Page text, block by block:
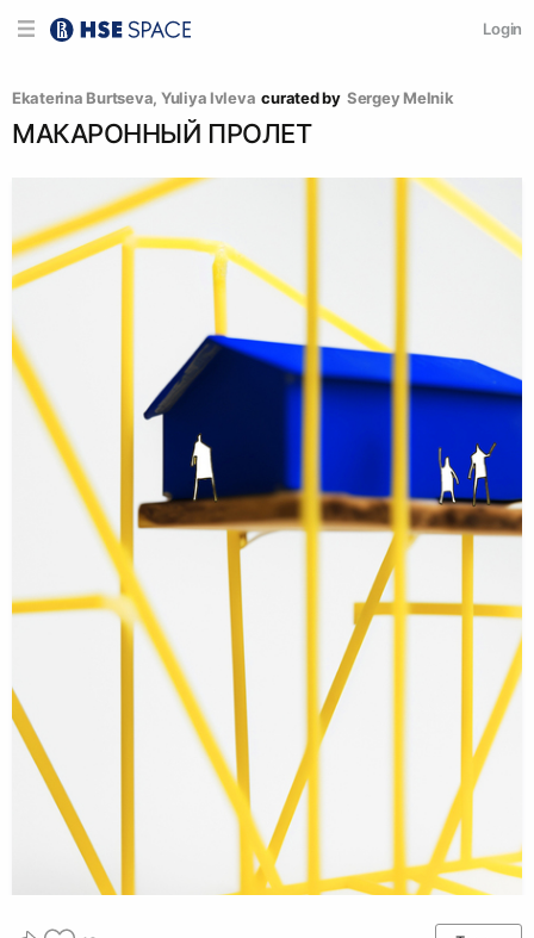
Login
Ekaterina Burtseva, Yuliya Ivleva curated by Sergey Melnik
МАКАРОННЫЙ ПРОЛЕТ